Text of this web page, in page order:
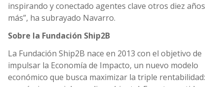
inspirando y conectado agentes clave otros diez años
más”, ha subrayado Navarro.
Sobre la Fundación Ship2B
La Fundación Ship2B nace en 2013 con el objetivo de
impulsar la Economía de Impacto, un nuevo modelo
económico que busca maximizar la triple rentabilidad: